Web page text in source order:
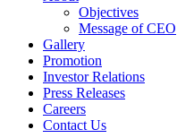
Objectives
Message of CEO
Gallery
Promotion
Investor Relations
Press Releases
Careers
Contact Us